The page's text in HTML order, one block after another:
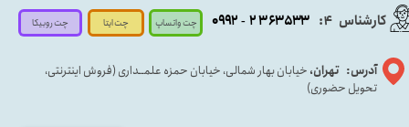
آدرس: تهران، خیابان بهار شمالی، خیابان حمزه علمــداری (فروش اینترنتی،
تحویل حضوری)
کارشناس 4
: ۲۳۶۳۵۳۳ - ۰۹۹۲ چت واتساپ چت ایتا چت روبیکا